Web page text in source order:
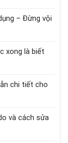
– Đừng vội
xong là biết
chi tiết cho
và cách sửa